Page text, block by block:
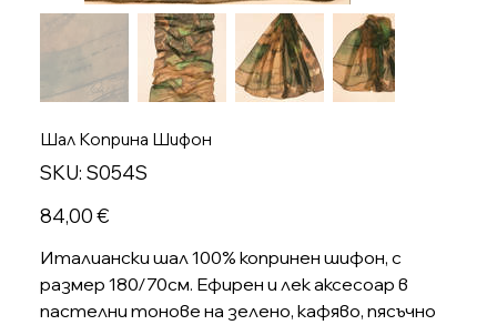
Шал Коприна Шифон
SKU: SKU
S054S
S054S
Цена
84,00 €
Италиански шал 100% копринен шифон, с
размер 180/70см. Ефирен и лек аксесоар в
пастелни тонове на зелено, кафяво, пясъчно